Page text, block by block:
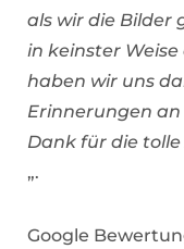
als wir die Bilder
in keinster
haben wir uns
Erinnerungen an
Dank für die
„.
Google